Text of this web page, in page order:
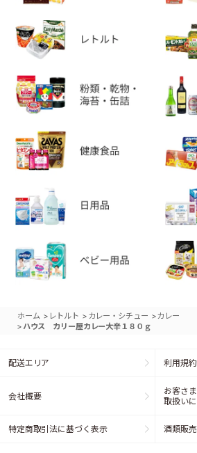
ホーム > レトルト > カレー・シチュー >カレー
> ハウス カリー屋カレー大辛１８０ｇ
配送エリア 利用規約
会社概要
お客さ
取扱い
特定商取引法に基づく表示 酒類販